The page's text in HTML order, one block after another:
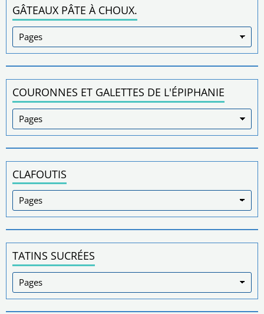
GÂTEAUX PÂTE À CHOUX.
COURONNES ET GALETTES DE L'ÉPIPHANIE
CLAFOUTIS
TATINS SUCRÉES